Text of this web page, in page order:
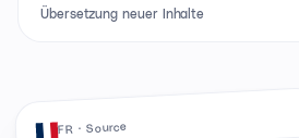
Übersetzung neuer Inhalte
FR · Source